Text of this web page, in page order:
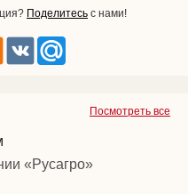
Поделитесь с нами!
Посмотреть все
«Русагро»